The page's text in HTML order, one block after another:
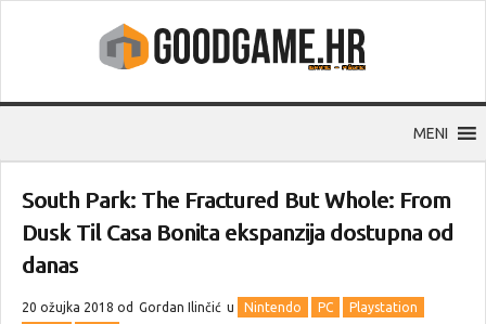
MENI
South Park: The Fractured But Whole: From
Dusk Til Casa Bonita ekspanzija dostupna od
danas
20 ožujka 2018 od Gordan Ilinčić u Nintendo PC
Playstation